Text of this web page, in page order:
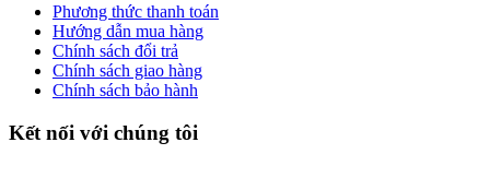
Phương thức thanh toán
Hướng dẫn mua hàng
Chính sách đổi trả
Chính sách giao hàng
Chính sách bảo hành
Kết nối với chúng tôi